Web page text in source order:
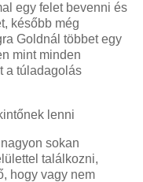
egy felet bevenni és
később még
Goldnál többet egy
mint minden
a túladagolás
lenni
sokan
találkozni,
hogy vagy nem